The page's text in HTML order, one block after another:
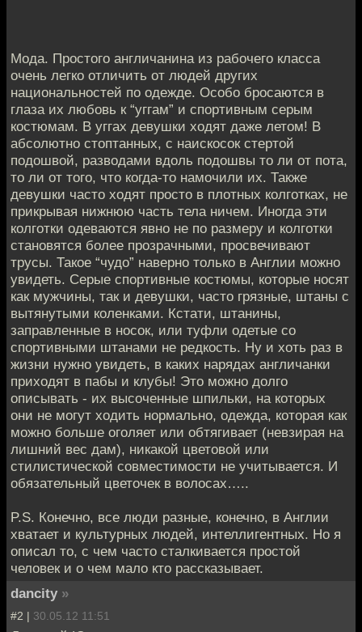
Мода. Простого англичанина из рабочего класса
очень легко отличить от людей других
национальностей по одежде. Особо бросаются в
глаза их любовь к “уггам” и спортивным серым
костюмам. В уггах девушки ходят даже летом! В
абсолютно стоптанных, с наискосок стертой
подошвой, разводами вдоль подошвы то ли от пота,
то ли от того, что когда-то намочили их. Также
девушки часто ходят просто в плотных колготках, не
прикрывая нижнюю часть тела ничем. Иногда эти
колготки одеваются явно не по размеру и колготки
становятся более прозрачными, просвечивают
трусы. Такое “чудо” наверно только в Англии можно
увидеть. Серые спортивные костюмы, которые носят
как мужчины, так и девушки, часто грязные, штаны с
вытянутыми коленками. Кстати, штанины,
заправленные в носок, или туфли одетые со
спортивными штанами не редкость. Ну и хоть раз в
жизни нужно увидеть, в каких нарядах англичанки
приходят в пабы и клубы! Это можно долго
описывать - их высоченные шпильки, на которых
они не могут ходить нормально, одежда, которая как
можно больше оголяет или обтягивает (невзирая на
лишний вес дам), никакой цветовой или
стилистической совместимости не учитывается. И
обязательный цветочек в волосах…..
P.S. Конечно, все люди разные, конечно, в Англии
хватает и культурных людей, интеллигентных. Но я
описал то, с чем часто сталкивается простой
человек и о чем мало кто рассказывает.
dancity »
#2 | 30.05.12 11:51